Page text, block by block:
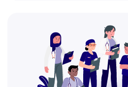
это комплексное обследование,
которое помогает оценить общее
состояние здоровья.